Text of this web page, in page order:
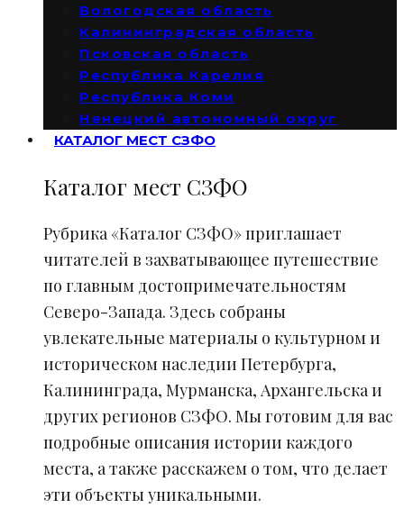
Вологодская область
Калининградская область
Псковская область
Республика Карелия
Республика Коми
Ненецкий автономный округ
КАТАЛОГ МЕСТ СЗФО
Каталог мест СЗФО
Рубрика «Каталог СЗФО» приглашает
читателей в захватывающее путешествие
по главным достопримечательностям
Северо-Запада. Здесь собраны
увлекательные материалы о культурном и
историческом наследии Петербурга,
Калининграда, Мурманска, Архангельска и
других регионов СЗФО. Мы готовим для вас
подробные описания истории каждого
места, а также расскажем о том, что делает
эти объекты уникальными.